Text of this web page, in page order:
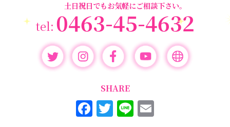
土日祝日でもお気軽にご相談下さい。
0463-45-4632
SHARE
F T Li